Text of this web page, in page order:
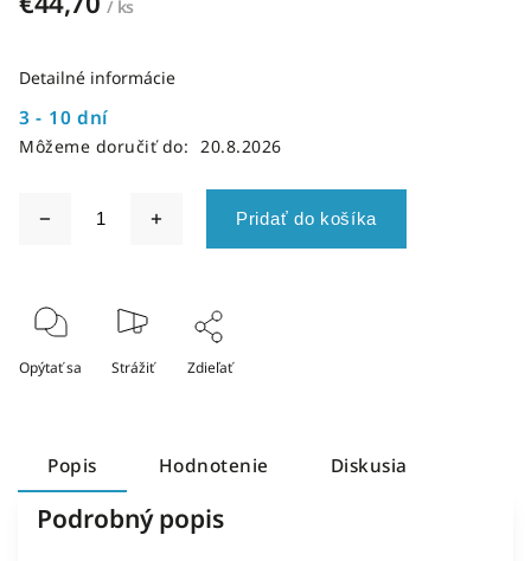
/ ks
3 - 10 dní
Môžeme doručiť do: 20.8.2026
Pridať do košíka
Detailné informácie
Opýtať sa Strážiť Zdieľať
Popis Hodnotenie Diskusia
Podrobný popis